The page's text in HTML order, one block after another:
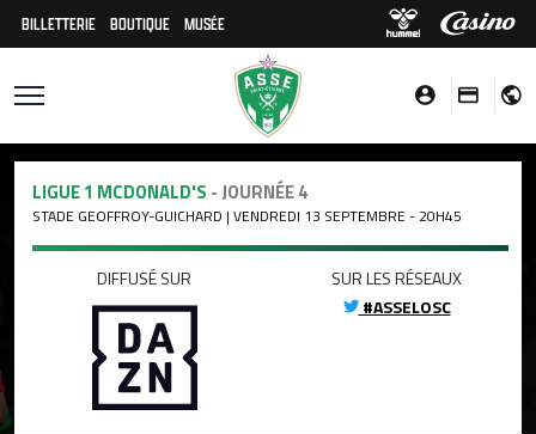
BILLETTERIE BOUTIQUE MUSÉE
LIGUE 1 MCDONALD'S - JOURNÉE 4
STADE GEOFFROY-GUICHARD | VENDREDI 13 SEPTEMBRE - 20H45
DIFFUSÉ SUR
SUR LES RÉSEAUX
#ASSELOSC